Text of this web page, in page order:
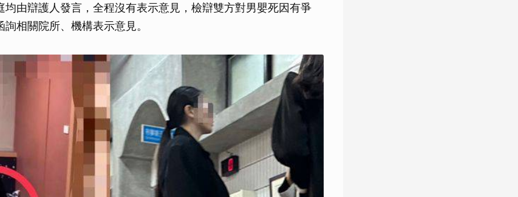
均由辯護人發言，全程沒有表示意見，檢辯雙方對男嬰死因有爭
相關院所、機構表示意見。